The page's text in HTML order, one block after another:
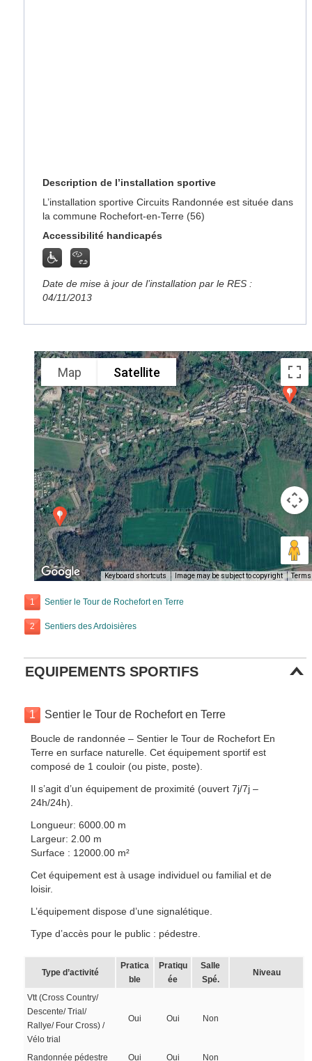
Description de l’installation sportive
L’installation sportive Circuits Randonnée est située dans
la commune Rochefort-en-Terre (56)
Accessibilité handicapés
Date de mise à jour de l’installation par le RES :
04/11/2013
Map Satellite
Keyboard shortcuts Image may be subject to copyright Terms
1 Sentier le Tour de Rochefort en Terre
2 Sentiers des Ardoisières
EQUIPEMENTS SPORTIFS
1 Sentier le Tour de Rochefort en Terre
Boucle de randonnée – Sentier le Tour de Rochefort En
Terre en surface naturelle. Cet équipement sportif est
composé de 1 couloir (ou piste, poste).
Il s’agit d’un équipement de proximité (ouvert 7j/7j –
24h/24h).
Longueur: 6000.00 m
Largeur: 2.00 m
Surface : 12000.00 m²
Cet équipement est à usage individuel ou familial et de
loisir.
L’équipement dispose d’une signalétique.
Type d’accès pour le public : pédestre.
Type d’activité
Pratica
ble
Pratiqu
ée
Salle
Spé.
Niveau
Vtt (Cross Country/
Descente/ Trial/
Rallye/ Four Cross) /
Vélo trial
Oui Oui Non
Randonnée pédestre Oui Oui Non